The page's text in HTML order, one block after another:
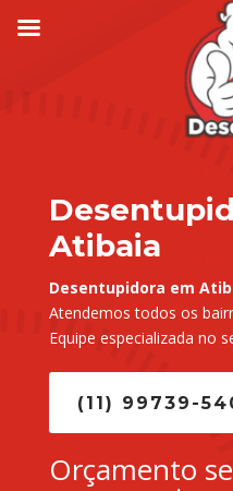
Atibaia
Desentupidora em
Atendemos todos os
Equipe especializada no
(11) 99739-
Orçamento